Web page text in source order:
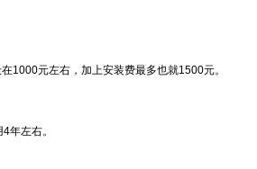
1000元左右，加上安装费最多也就1500元。
年左右。